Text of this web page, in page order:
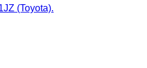
(Toyota).